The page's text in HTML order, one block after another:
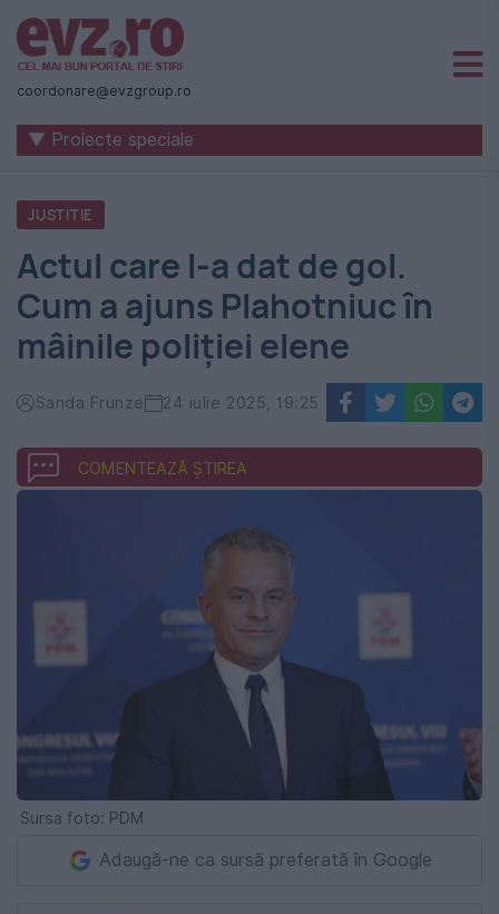
Știri
naționale
internaționale
România
-
Evenimentul
Zilei
coordonare@evzgroup.ro
▼ Proiecte speciale
JUSTITIE
Actul care l-a dat de gol.
Cum a ajuns Plahotniuc în
mâinile poliției elene
Sanda Frunze 24 iulie 2025, 19:25
COMENTEAZĂ ȘTIREA
Sursa foto: PDM
Adaugă-ne ca sursă preferată în Google